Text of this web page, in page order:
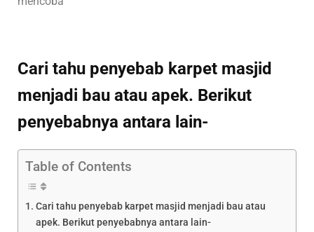
Cari tahu penyebab karpet masjid
menjadi bau atau apek. Berikut
penyebabnya antara lain-
Table of Contents
Cari tahu penyebab karpet masjid menjadi bau atau
apek. Berikut penyebabnya antara lain-